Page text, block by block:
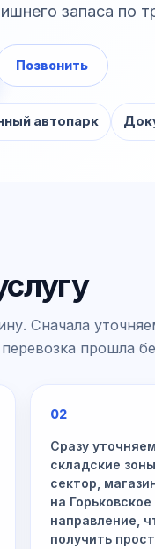
запаса по
Позвонить
автопарк
Сначала
прошла
02
Сразу
складские
сектор,
на Горьковское
направление,
получить